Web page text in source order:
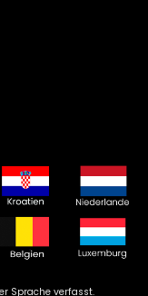
Sprache verfasst.